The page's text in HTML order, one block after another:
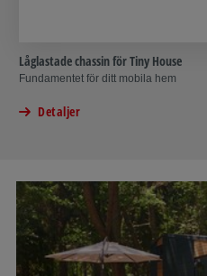
Låglastade chassin för Tiny House
Fundamentet för ditt mobila hem
Detaljer